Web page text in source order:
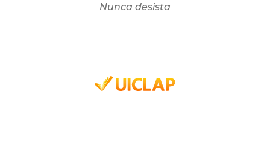
Nunca desista